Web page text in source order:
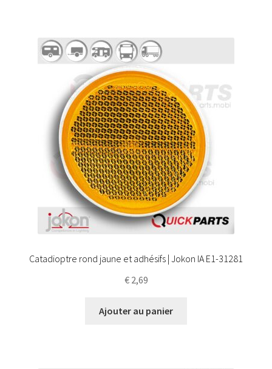
Catadioptre rond jaune et adhésifs | Jokon IA E1-31281
€2,69
Ajouter au panier